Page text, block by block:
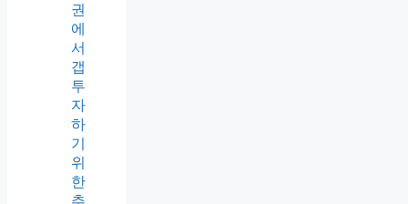
권
에
서
갭
투
자
하
기
위
한